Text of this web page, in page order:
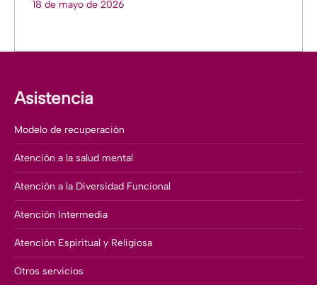
18 de mayo de 2026
Asistencia
Modelo de recuperación
Atención a la salud mental
Atención a la Diversidad Funcional
Atención Intermedia
Atención Espiritual y Religiosa
Otros servicios